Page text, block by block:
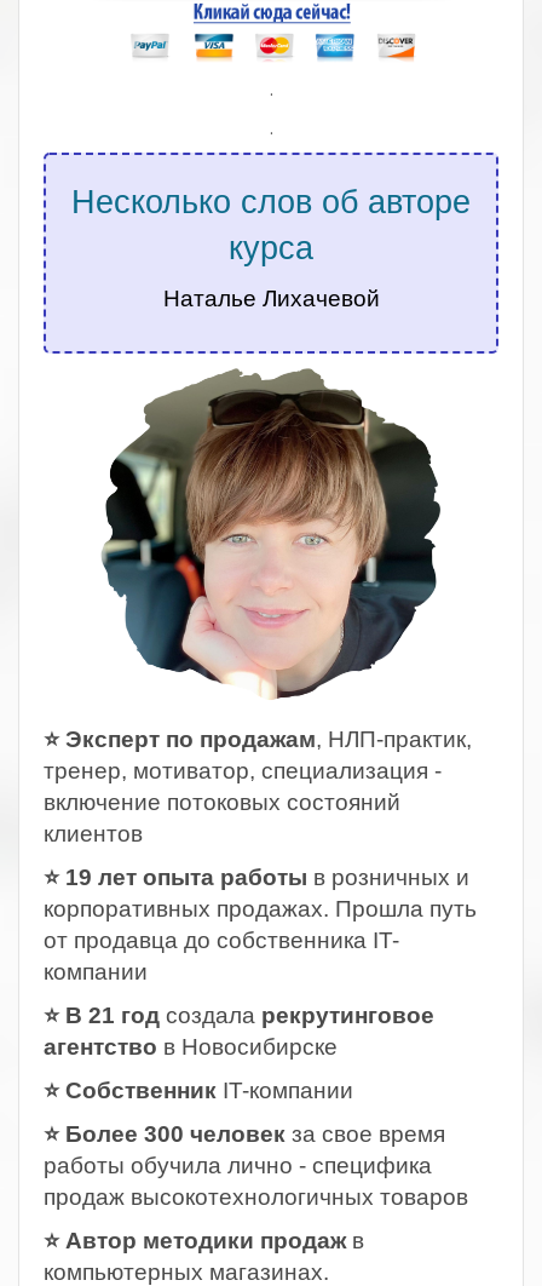
.
.
Несколько слов об авторе
курса
Наталье Лихачевой
⭐ Эксперт по продажам, НЛП-практик,
тренер, мотиватор, специализация -
включение потоковых состояний
клиентов
⭐ 19 лет опыта работы в розничных и
корпоративных продажах. Прошла путь
от продавца до собственника IT-
компании
⭐ В 21 год создала рекрутинговое
агентство в Новосибирске
⭐ Собственник IT-компании
⭐ Более 300 человек за свое время
работы обучила лично - специфика
продаж высокотехнологичных товаров
⭐ Автор методики продажв
компьютерных магазинах.